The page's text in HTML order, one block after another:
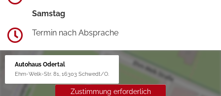
Samstag
Termin nach Absprache
Autohaus Odertal
Ehm-Welk-Str. 81, 16303 Schwedt/O.
Zustimmung erforderlich